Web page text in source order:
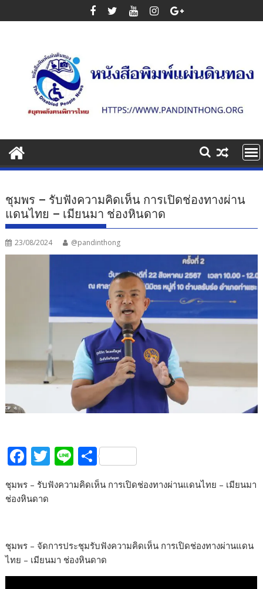
to
ชุมพร – รับฟังความคิดเห็น การเปิดช่องทางผ่าน
แดนไทย – เมียนมา ช่องหินดาด
23/08/2024 @pandinthong
F
ac
e
o
k
T
w
itt
Li
n
e
S
h
ar
ชุมพร – รับฟังความคิดเห็น การเปิดช่องทางผ่านแดนไทย – เมียนมา
ช่องหินดาด
ชุมพร – จัดการประชุมรับฟังความคิดเห็น การเปิดช่องทางผ่านแดน
ไทย – เมียนมา ช่องหินดาด